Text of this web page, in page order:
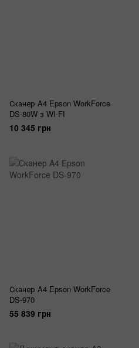
Сканер A4 Epson WorkForce
DS-80W з WI-FI
10 345 грн
Сканер A4 Epson WorkForce
DS-970
55 839 грн